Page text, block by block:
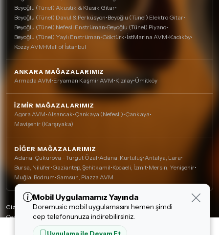
52,251.00 TL
Beyoğlu (Tünel) Akustik & Klasik Gitar•
Beyoğlu (Tünel) Davul & Perküsyon•Beyoğlu (Tünel) Elektro Gitar•
Beyoğlu (Tünel) Nefesli Enstrüman•Beyoğlu (Tünel) Piyano•
Beyoğlu (Tünel) Yaylı Enstrüman•Göktürk•İstMarina AVM•Kadıköy•
Kozzy AVM•Mall of İstanbul
ANKARA MAĞAZALARIMIZ
Armada AVM•Eryaman Kaşmir AVM•Kızılay•Ümitköy
İZMIR MAĞAZALARIMIZ
Agora AVM•Alsancak•Çankaya (Nefesli)•Çankaya•
Mavişehir (Karşıyaka)
DIĞER MAĞAZALARIMIZ
Adana, Çukurova - Turgut Özal•Adana, Kurtuluş•Antalya, Lara•
Bursa, Nilüfer•Gaziantep, Şehitkamil•Kocaeli, İzmit•Mersin, Yenişehir•
Muğla, Bodrum•Samsun, Piazza AVM
Gizlilik Politikası
Çerez Politikası
Kişisel Verilerin Korunması
Çerez Kullanımı
Alışveriş deneyiminizi iyileştirmek için yasal
düzenlemelere uygun çerezler (cookie)
kullanıyoruz. Detaylı bilgiyeÇerez Politikası
Mobil Uygulamamız Yayında
Doremusic mobil uygulamasını hemen şimdi
cep telefonunuza indirebilirsiniz.